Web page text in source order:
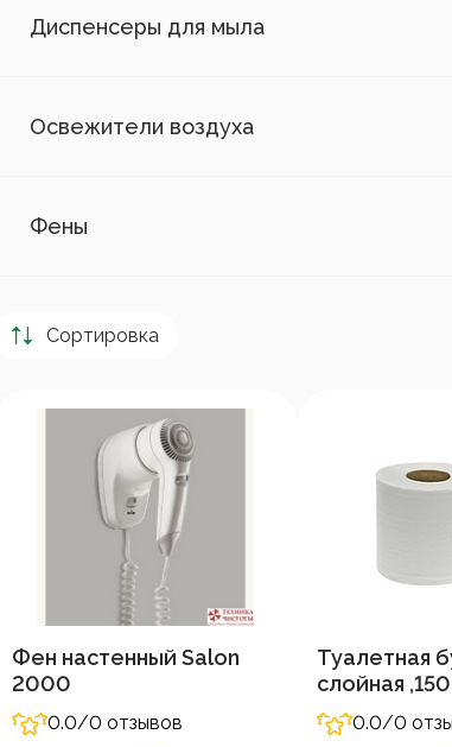
Диспенсеры для мыла
Освежители воздуха
Фены
Сортировка
Фен настенный Salon
2000
0.0/0 отзывов
Туалетная
слойная
0.0/0